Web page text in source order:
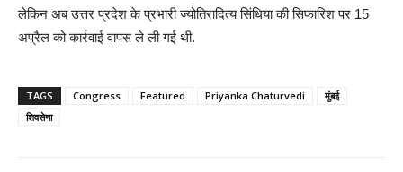
लेकिन अब उत्तर प्रदेश के प्रभारी ज्योतिरादित्य सिंधिया की सिफारिश पर 15
अप्रैल को कार्रवाई वापस ले ली गई थी.
TAGS Congress Featured Priyanka Chaturvedi
मुंबई
शिवसेना